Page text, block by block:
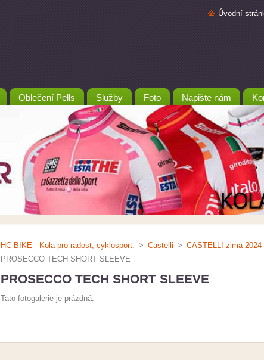
Úvodní
Oblečení Pells Služby Foto Napište nám
HC BIKE - Kola pro radost, cyklosport. > Castelli > CASTELLI zima 2024
PROSECCO TECH SHORT SLEEVE
PROSECCO TECH SHORT SLEEVE
Tato fotogalerie je prázdná.